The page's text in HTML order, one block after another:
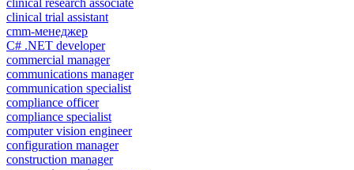
clinical trial assistant
cmm-менеджер
C# .NET developer
commercial manager
communications manager
communication specialist
compliance officer
compliance specialist
computer vision engineer
configuration manager
construction manager